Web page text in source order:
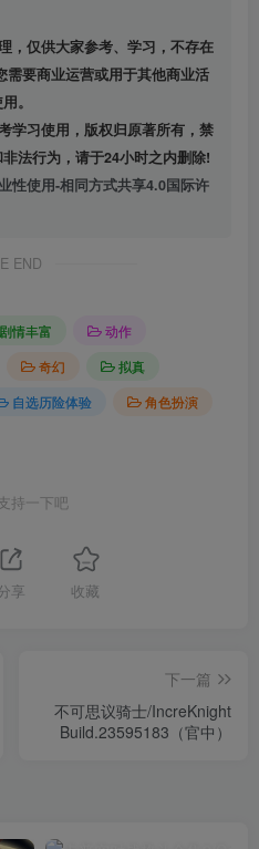
要商业运营或用于其他商业活
。
学习使用，版权归原著所有，禁
法行为，请于24小时之内删除!
性使用-相同方式共享4.0国际许
END
剧情丰富
动作
奇幻
拟真
自选历险体验
角色扮演
持一下吧
享 收藏
下一篇
不可思议骑士/IncreKnight
Build.23595183（官中）